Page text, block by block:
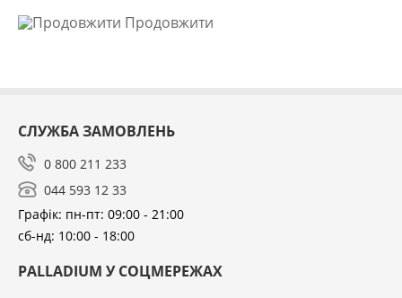
Продовжити
СЛУЖБА ЗАМОВЛЕНЬ
0 800 211 233
044 593 12 33
Графік: пн-пт: 09:00 - 21:00
сб-нд: 10:00 - 18:00
PALLADIUM У СОЦМЕРЕЖАХ